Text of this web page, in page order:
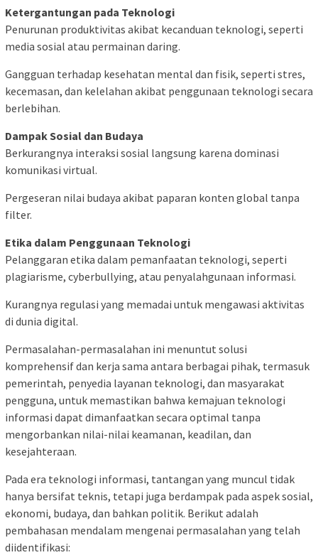
Ketergantungan pada Teknologi
Penurunan produktivitas akibat kecanduan teknologi, seperti
media sosial atau permainan daring.
Gangguan terhadap kesehatan mental dan fisik, seperti stres,
kecemasan, dan kelelahan akibat penggunaan teknologi secara
berlebihan.
Dampak Sosial dan Budaya
Berkurangnya interaksi sosial langsung karena dominasi
komunikasi virtual.
Pergeseran nilai budaya akibat paparan konten global tanpa
filter.
Etika dalam Penggunaan Teknologi
Pelanggaran etika dalam pemanfaatan teknologi, seperti
plagiarisme, cyberbullying, atau penyalahgunaan informasi.
Kurangnya regulasi yang memadai untuk mengawasi aktivitas
di dunia digital.
Permasalahan-permasalahan ini menuntut solusi
komprehensif dan kerja sama antara berbagai pihak, termasuk
pemerintah, penyedia layanan teknologi, dan masyarakat
pengguna, untuk memastikan bahwa kemajuan teknologi
informasi dapat dimanfaatkan secara optimal tanpa
mengorbankan nilai-nilai keamanan, keadilan, dan
kesejahteraan.
Pada era teknologi informasi, tantangan yang muncul tidak
hanya bersifat teknis, tetapi juga berdampak pada aspek sosial,
ekonomi, budaya, dan bahkan politik. Berikut adalah
pembahasan mendalam mengenai permasalahan yang telah
diidentifikasi: